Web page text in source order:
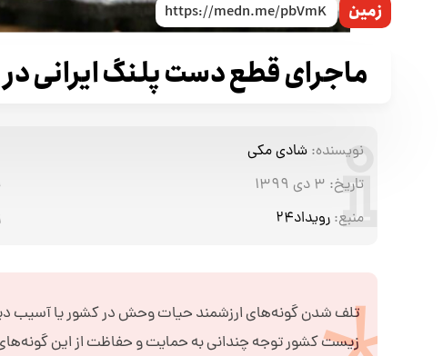
زمین
ماجرای قطع دست پلنگ ایرانی
نویسنده: شادی مکی
تاریخ: ۳ دی ۱۳۹۹
منبع: رویداد۲۴
تلف شدن گونه‌های ارزشمند حیات وحش در کشور یا آسیب
زیست کشور توجه چندانی به حمایت و حفاظت از این